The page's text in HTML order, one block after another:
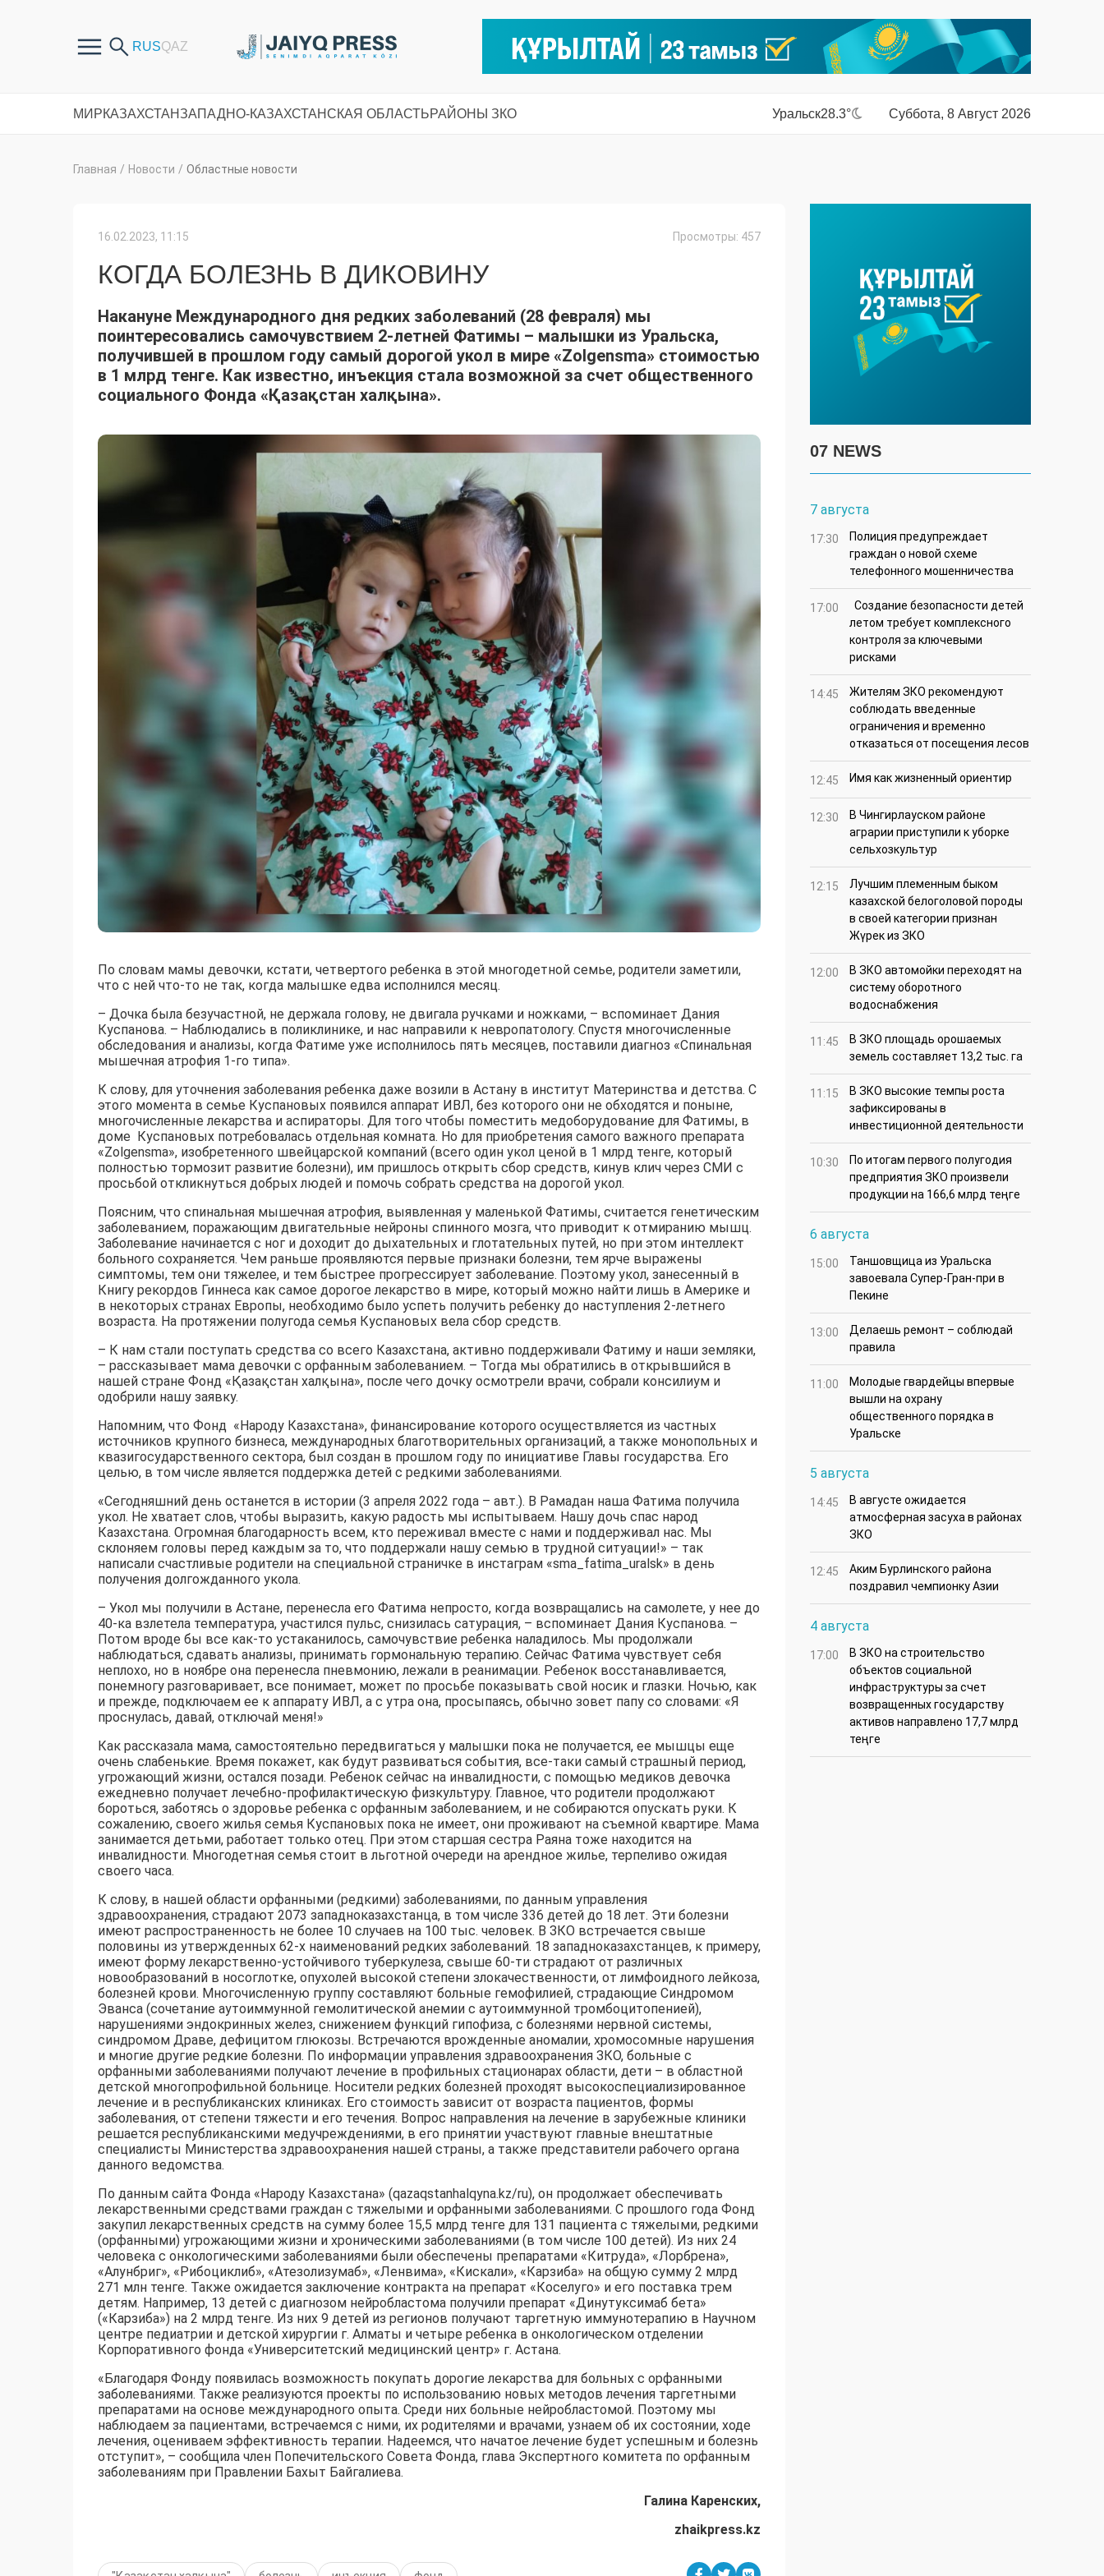
МИРКАЗАХСТАНЗАПАДНО-КАЗАХСТАНСКАЯ ОБЛАСТЬРАЙОНЫ ЗКО Уральск28.3° Суббота, 8 Август 2026
Главная / Новости / Областные новости
16.02.2023, 11:15 Просмотры: 457
КОГДА БОЛЕЗНЬ В ДИКОВИНУ
Накануне Международного дня редких заболеваний (28 февраля) мы
поинтересовались самочувствием 2-летней Фатимы – малышки из Уральска,
получившей в прошлом году самый дорогой укол в мире «Zolgensma» стоимостью
в 1 млрд тенге. Как известно, инъекция стала возможной за счет общественного
социального Фонда «Қазақстан халқына».
По словам мамы девочки, кстати, четвертого ребенка в этой многодетной семье, родители заметили,
что с ней что-то не так, когда малышке едва исполнился месяц.
– Дочка была безучастной, не держала голову, не двигала ручками и ножками, – вспоминает Дания
Куспанова. – Наблюдались в поликлинике, и нас направили к невропатологу. Спустя многочисленные
обследования и анализы, когда Фатиме уже исполнилось пять месяцев, поставили диагноз «Спинальная
мышечная атрофия 1-го типа».
К слову, для уточнения заболевания ребенка даже возили в Астану в институт Материнства и детства. С
этого момента в семье Куспановых появился аппарат ИВЛ, без которого они не обходятся и поныне,
многочисленные лекарства и аспираторы. Для того чтобы поместить медоборудование для Фатимы, в
доме Куспановых потребовалась отдельная комната. Но для приобретения самого важного препарата
«Zolgensma», изобретенного швейцарской компаний (всего один укол ценой в 1 млрд тенге, который
полностью тормозит развитие болезни), им пришлось открыть сбор средств, кинув клич через СМИ с
просьбой откликнуться добрых людей и помочь собрать средства на дорогой укол.
Поясним, что спинальная мышечная атрофия, выявленная у маленькой Фатимы, считается генетическим
заболеванием, поражающим двигательные нейроны спинного мозга, что приводит к отмиранию мышц.
Заболевание начинается с ног и доходит до дыхательных и глотательных путей, но при этом интеллект
больного сохраняется. Чем раньше проявляются первые признаки болезни, тем ярче выражены
симптомы, тем они тяжелее, и тем быстрее прогрессирует заболевание. Поэтому укол, занесенный в
Книгу рекордов Гиннеса как самое дорогое лекарство в мире, который можно найти лишь в Америке и
в некоторых странах Европы, необходимо было успеть получить ребенку до наступления 2-летнего
возраста. На протяжении полугода семья Куспановых вела сбор средств.
– К нам стали поступать средства со всего Казахстана, активно поддерживали Фатиму и наши земляки,
– рассказывает мама девочки с орфанным заболеванием. – Тогда мы обратились в открывшийся в
нашей стране Фонд «Қазақстан халқына», после чего дочку осмотрели врачи, собрали консилиум и
одобрили нашу заявку.
Напомним, что Фонд «Народу Казахстана», финансирование которого осуществляется из частных
источников крупного бизнеса, международных благотворительных организаций, а также монопольных и
квазигосударственного сектора, был создан в прошлом году по инициативе Главы государства. Его
целью, в том числе является поддержка детей с редкими заболеваниями.
«Сегодняшний день останется в истории (3 апреля 2022 года – авт.). В Рамадан наша Фатима получила
укол. Не хватает слов, чтобы выразить, какую радость мы испытываем. Нашу дочь спас народ
Казахстана. Огромная благодарность всем, кто переживал вместе с нами и поддерживал нас. Мы
склоняем головы перед каждым за то, что поддержали нашу семью в трудной ситуации!» – так
написали счастливые родители на специальной страничке в инстаграм «sma_fatima_uralsk» в день
получения долгожданного укола.
– Укол мы получили в Астане, перенесла его Фатима непросто, когда возвращались на самолете, у нее до
40-ка взлетела температура, участился пульс, снизилась сатурация, – вспоминает Дания Куспанова. –
Потом вроде бы все как-то устаканилось, самочувствие ребенка наладилось. Мы продолжали
наблюдаться, сдавать анализы, принимать гормональную терапию. Сейчас Фатима чувствует себя
неплохо, но в ноябре она перенесла пневмонию, лежали в реанимации. Ребенок восстанавливается,
понемногу разговаривает, все понимает, может по просьбе показывать свой носик и глазки. Ночью, как
и прежде, подключаем ее к аппарату ИВЛ, а с утра она, просыпаясь, обычно зовет папу со словами: «Я
проснулась, давай, отключай меня!»
Как рассказала мама, самостоятельно передвигаться у малышки пока не получается, ее мышцы еще
очень слабенькие. Время покажет, как будут развиваться события, все-таки самый страшный период,
угрожающий жизни, остался позади. Ребенок сейчас на инвалидности, с помощью медиков девочка
ежедневно получает лечебно-профилактическую физкультуру. Главное, что родители продолжают
бороться, заботясь о здоровье ребенка с орфанным заболеванием, и не собираются опускать руки. К
сожалению, своего жилья семья Куспановых пока не имеет, они проживают на съемной квартире. Мама
занимается детьми, работает только отец. При этом старшая сестра Раяна тоже находится на
инвалидности. Многодетная семья стоит в льготной очереди на арендное жилье, терпеливо ожидая
своего часа.
К слову, в нашей области орфанными (редкими) заболеваниями, по данным управления
здравоохранения, страдают 2073 западноказахстанца, в том числе 336 детей до 18 лет. Эти болезни
имеют распространенность не более 10 случаев на 100 тыс. человек. В ЗКО встречается свыше
половины из утвержденных 62-х наименований редких заболеваний. 18 западноказахстанцев, к примеру,
имеют форму лекарственно-устойчивого туберкулеза, свыше 60-ти страдают от различных
новообразований в носоглотке, опухолей высокой степени злокачественности, от лимфоидного лейкоза,
болезней крови. Многочисленную группу составляют больные гемофилией, страдающие Синдромом
Эванса (сочетание аутоиммунной гемолитической анемии с аутоиммунной тромбоцитопенией),
нарушениями эндокринных желез, снижением функций гипофиза, с болезнями нервной системы,
синдромом Драве, дефицитом глюкозы. Встречаются врожденные аномалии, хромосомные нарушения
и многие другие редкие болезни. По информации управления здравоохранения ЗКО, больные с
орфанными заболеваниями получают лечение в профильных стационарах области, дети – в областной
детской многопрофильной больнице. Носители редких болезней проходят высокоспециализированное
лечение и в республиканских клиниках. Его стоимость зависит от возраста пациентов, формы
заболевания, от степени тяжести и его течения. Вопрос направления на лечение в зарубежные клиники
решается республиканскими медучреждениями, в его принятии участвуют главные внештатные
специалисты Министерства здравоохранения нашей страны, а также представители рабочего органа
данного ведомства.
По данным сайта Фонда «Народу Казахстана» (qazaqstanhalqyna.kz/ru), он продолжает обеспечивать
лекарственными средствами граждан с тяжелыми и орфанными заболеваниями. С прошлого года Фонд
закупил лекарственных средств на сумму более 15,5 млрд тенге для 131 пациента с тяжелыми, редкими
(орфанными) угрожающими жизни и хроническими заболеваниями (в том числе 100 детей). Из них 24
человека с онкологическими заболеваниями были обеспечены препаратами «Китруда», «Лорбрена»,
«Алунбриг», «Рибоциклиб», «Атезолизумаб», «Ленвима», «Кискали», «Карзиба» на общую сумму 2 млрд
271 млн тенге. Также ожидается заключение контракта на препарат «Коселуго» и его поставка трем
детям. Например, 13 детей с диагнозом нейробластома получили препарат «Динутуксимаб бета»
(«Карзиба») на 2 млрд тенге. Из них 9 детей из регионов получают таргетную иммунотерапию в Научном
центре педиатрии и детской хирургии г. Алматы и четыре ребенка в онкологическом отделении
Корпоративного фонда «Университетский медицинский центр» г. Астана.
«Благодаря Фонду появилась возможность покупать дорогие лекарства для больных с орфанными
заболеваниями. Также реализуются проекты по использованию новых методов лечения таргетными
препаратами на основе международного опыта. Среди них больные нейробластомой. Поэтому мы
наблюдаем за пациентами, встречаемся с ними, их родителями и врачами, узнаем об их состоянии, ходе
лечения, оцениваем эффективность терапии. Надеемся, что начатое лечение будет успешным и болезнь
отступит», – сообщила член Попечительского Совета Фонда, глава Экспертного комитета по орфанным
заболеваниям при Правлении Бахыт Байгалиева.
Галина Каренских,
zhaikpress.kz
07 NEWS
7 августа
17:30
Полиция предупреждает
граждан о новой схеме
телефонного мошенничества
17:00
Создание безопасности детей
летом требует комплексного
контроля за ключевыми
рисками
14:45
Жителям ЗКО рекомендуют
соблюдать введенные
ограничения и временно
отказаться от посещения лесов
12:45 Имя как жизненный ориентир
12:30
В Чингирлауском районе
аграрии приступили к уборке
сельхозкультур
12:15
Лучшим племенным быком
казахской белоголовой породы
в своей категории признан
Жүрек из ЗКО
12:00
В ЗКО автомойки переходят на
систему оборотного
водоснабжения
11:45
В ЗКО площадь орошаемых
земель составляет 13,2 тыс. га
11:15
В ЗКО высокие темпы роста
зафиксированы в
инвестиционной деятельности
10:30
По итогам первого полугодия
предприятия ЗКО произвели
продукции на 166,6 млрд теңге
6 августа
15:00
Таншовщица из Уральска
завоевала Супер-Гран-при в
Пекине
13:00
Делаешь ремонт – соблюдай
правила
11:00
Молодые гвардейцы впервые
вышли на охрану
общественного порядка в
Уральске
5 августа
14:45
В августе ожидается
атмосферная засуха в районах
ЗКО
12:45
Аким Бурлинского района
поздравил чемпионку Азии
4 августа
17:00
В ЗКО на строительство
объектов социальной
инфраструктуры за счет
возвращенных государству
активов направлено 17,7 млрд
теңге